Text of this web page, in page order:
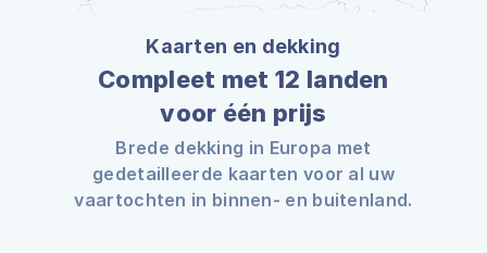
Kaarten en dekking
Compleet met 12 landen
voor één prijs
Brede dekking in Europa met
gedetailleerde kaarten voor al uw
vaartochten in binnen- en buitenland.